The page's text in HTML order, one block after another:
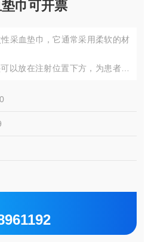
巾可开票
采血垫巾，它通常采用柔软的材
以放在注射位置下方，为患者提
过程中，针头会穿透皮肤进入血